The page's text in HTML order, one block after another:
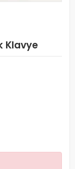
Klavye